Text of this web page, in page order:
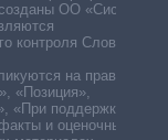
ОО «Система
контроля Слово и
на правах
«Позиция»,
«При поддержке».
и оценочные